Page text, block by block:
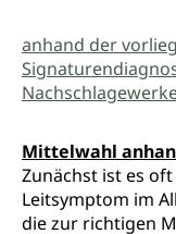
anhand der
Mittelwahl
Zunächst ist es
Leitsymptom im
die zur richtigen